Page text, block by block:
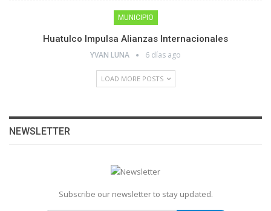
MUNICIPIO
Huatulco Impulsa Alianzas Internacionales
YVAN LUNA 6 días ago
LOAD MORE POSTS
NEWSLETTER
Subscribe our newsletter to stay updated.